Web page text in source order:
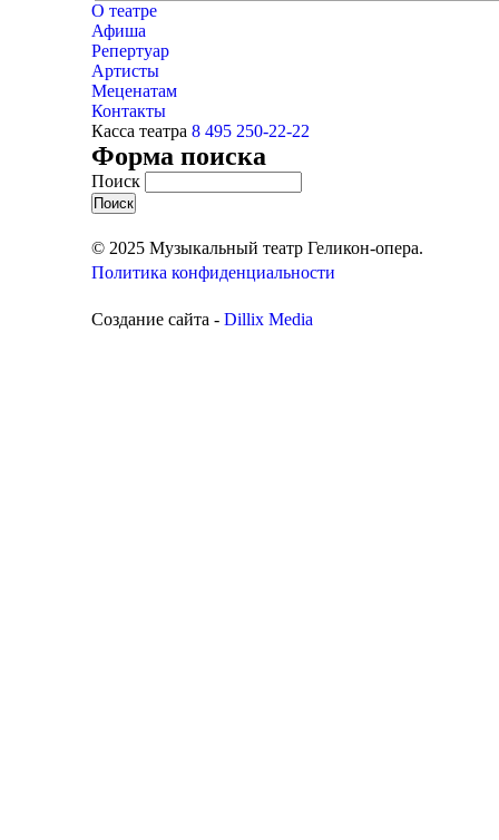
О театре
Афиша
Репертуар
Артисты
Меценатам
Контакты
Касса театра 8 495 250-22-22
Форма поиска
Поиск
© 2025 Музыкальный театр Геликон-опера.
Политика конфиденциальности
Создание сайта - Dillix Media